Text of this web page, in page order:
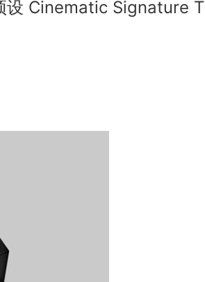
设 Cinematic Signature T